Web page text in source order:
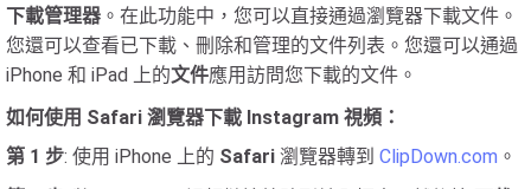
下載管理器 。在此功能中，您可以直接通過瀏覽器下載文件。
您還可以查看已下載、刪除和管理的文件列表。您還可以通過
iPhone 和 iPad 上的文件應用訪問您下載的文件。
如何使用 Safari 瀏覽器下載 Instagram 視頻：
第 1 步: 使用 iPhone 上的 Safari 瀏覽器轉到 ClipDown.com 。